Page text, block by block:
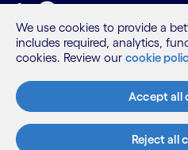
领英
网站地图
条款
隐私保密声明
Cookie 声明
©2026 Cognizant，版权所有
We use cookies to provide a
includes required, analytics,
cookies. Review our cookie
Accept all
Reject all